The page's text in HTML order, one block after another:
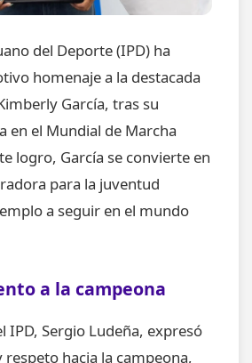
del Deporte (IPD) ha
homenaje a la destacada
García, tras su
en el Mundial de Marcha
logro, García se convierte en
para la juventud
a seguir en el mundo
a la campeona
IPD, Sergio Ludeña, expresó
hacia la campeona,